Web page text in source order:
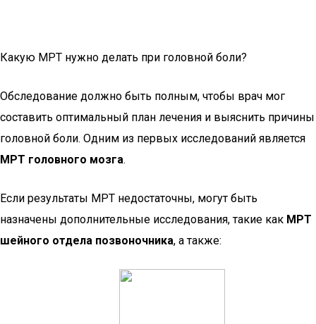
Какую МРТ нужно делать при головной боли?
Обследование должно быть полным, чтобы врач мог
составить оптимальный план лечения и выяснить причины
головной боли. Одним из первых исследований является
МРТ головного мозга.
Если результаты МРТ недостаточны, могут быть
назначены дополнительные исследования, такие как МРТ
шейного отдела позвоночника, а также: